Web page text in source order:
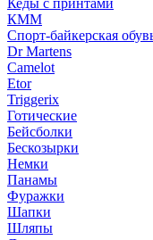
Кеды с принтами
КММ
Спорт-байкерская
Dr Martens
Camelot
Etor
Triggerix
Готические
Бейсболки
Бескозырки
Немки
Панамы
Фуражки
Шапки
Шляпы